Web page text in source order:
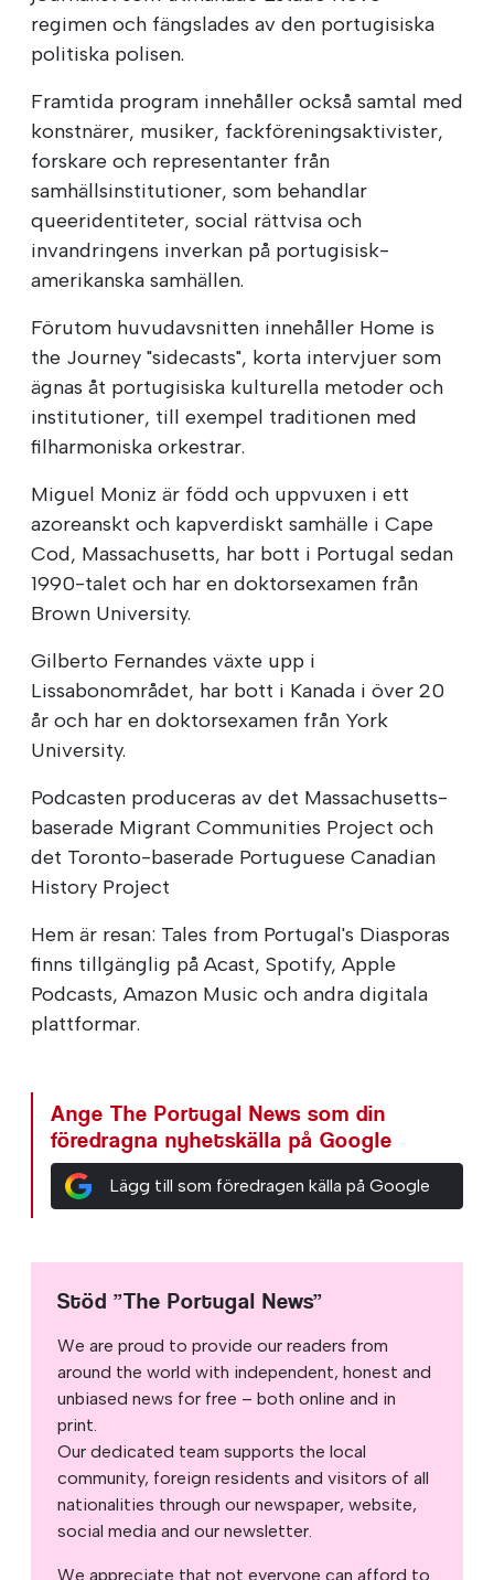
regimen och fängslades av den portugisiska
politiska polisen.
Framtida program innehåller också samtal med
konstnärer, musiker, fackföreningsaktivister,
forskare och representanter från
samhällsinstitutioner, som behandlar
queeridentiteter, social rättvisa och
invandringens inverkan på portugisisk-
amerikanska samhällen.
Förutom huvudavsnitten innehåller Home is
the Journey "sidecasts", korta intervjuer som
ägnas åt portugisiska kulturella metoder och
institutioner, till exempel traditionen med
filharmoniska orkestrar.
Miguel Moniz är född och uppvuxen i ett
azoreanskt och kapverdiskt samhälle i Cape
Cod, Massachusetts, har bott i Portugal sedan
1990-talet och har en doktorsexamen från
Brown University.
Gilberto Fernandes växte upp i
Lissabonområdet, har bott i Kanada i över 20
år och har en doktorsexamen från York
University.
Podcasten produceras av det Massachusetts-
baserade Migrant Communities Project och
det Toronto-baserade Portuguese Canadian
History Project
Hem är resan: Tales from Portugal's Diasporas
finns tillgänglig på Acast, Spotify, Apple
Podcasts, Amazon Music och andra digitala
plattformar.
Ange The Portugal News som din
föredragna nyhetskälla på Google
Lägg till som föredragen källa på Google
Stöd ”The Portugal News”
We are proud to provide our readers from
around the world with independent, honest and
unbiased news for free – both online and in
print.
Our dedicated team supports the local
community, foreign residents and visitors of all
nationalities through our newspaper, website,
social media and our newsletter.
We appreciate that not everyone can afford to